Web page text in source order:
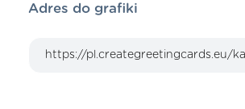
Adres do grafiki